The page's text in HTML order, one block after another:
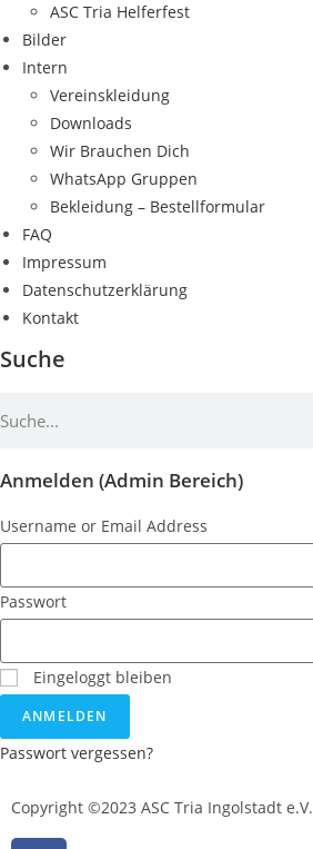
ASC Tria Helferfest
Bilder
Intern
Vereinskleidung
Downloads
Wir Brauchen Dich
WhatsApp Gruppen
Bekleidung – Bestellformular
FAQ
Impressum
Datenschutzerklärung
Kontakt
Suche
Anmelden (Admin Bereich)
Username or Email Address
Passwort
Eingeloggt bleiben
ANMELDEN
Passwort vergessen?
Copyright ©2023 ASC Tria Ingolstadt e.V.